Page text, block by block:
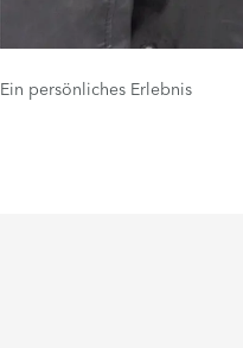
Ein persönliches Erlebnis